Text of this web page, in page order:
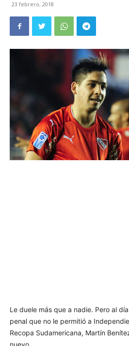
23 febrero, 2018
Le duele más que a nadie. Pero al
penal que no le permitió a
Recopa Sudamericana, Martín
nuevo.